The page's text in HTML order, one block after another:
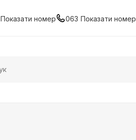
Показати номер 063 Показати номер